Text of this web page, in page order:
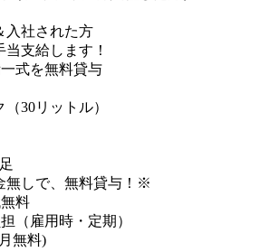
入社された方
支給します！
式を無料貸与
30リットル）
しで、無料貸与！※
料
（雇用時・定期）
無料)